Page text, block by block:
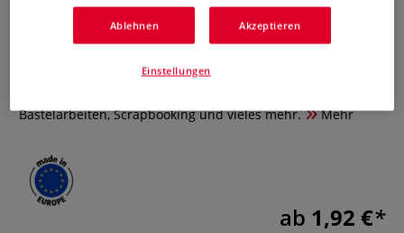
0 Bewertungen
beschichtet. Leicht und formstabil. Geeignet für Messe- und
Bastelarbeiten, Scrapbooking und vieles mehr.
Mehr
ab 1,92 €
Ablehnen Akzeptieren
Einstellungen